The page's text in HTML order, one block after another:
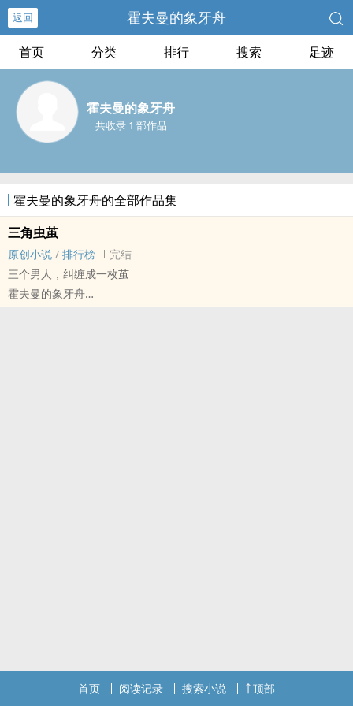
返回 霍夫曼的象牙舟
首页 分类 排行 搜索 足迹
霍夫曼的象牙舟
共收录 1 部作品
霍夫曼的象牙舟的全部作品集
三角虫茧
原创小说 / 排行榜
完结
三个男人，纠缠成一枚茧
霍夫曼的象牙舟
首页 阅读记录 搜索小说 顶部